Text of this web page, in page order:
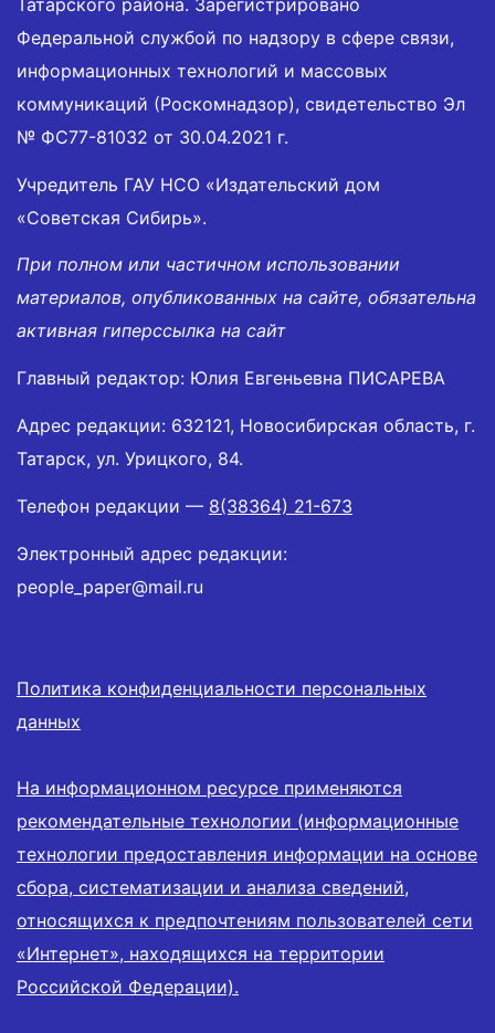
Федеральной службой по надзору в сфере связи,
информационных технологий и массовых
коммуникаций (Роскомнадзор), свидетельство Эл
№ ФС77-81032 от 30.04.2021 г.
Учредитель ГАУ НСО «Издательский дом
«Советская Сибирь».
При полном или частичном использовании
материалов, опубликованных на сайте, обязательна
активная гиперссылка на сайт
Главный редактор: Юлия Евгеньевна ПИСАРЕВА
Адрес редакции: 632121, Новосибирская область, г.
Татарск, ул. Урицкого, 84.
Телефон редакции — 8(38364) 21-673
Электронный адрес редакции:
people_paper@mail.ru
Политика конфиденциальности персональных
данных
На информационном ресурсе применяются
рекомендательные технологии (информационные
технологии предоставления информации на основе
сбора, систематизации и анализа сведений,
относящихся к предпочтениям пользователей сети
«Интернет», находящихся на территории
Российской Федерации).